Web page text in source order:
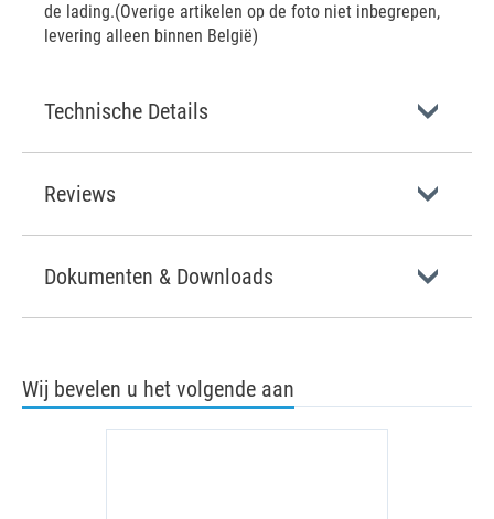
de lading.(Overige artikelen op de foto niet inbegrepen,
levering alleen binnen België)
Technische Details
Reviews
Dokumenten & Downloads
Wij bevelen u het volgende aan